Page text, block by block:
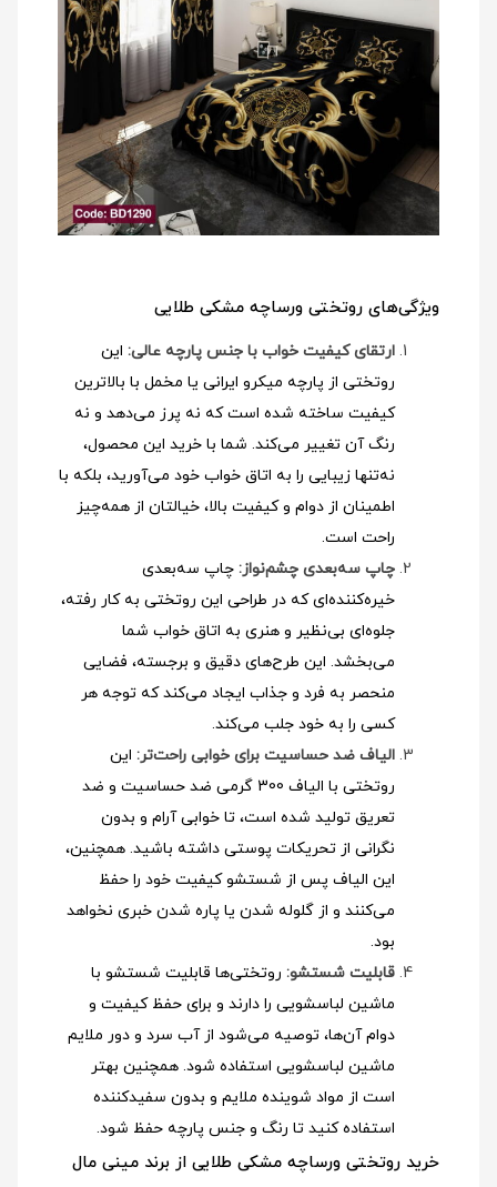
ویژگی‌های روتختی ورساچه مشکی طلایی
ارتقای کیفیت خواب با جنس پارچه عالی: این
روتختی از پارچه میکرو ایرانی یا مخمل با بالاترین
کیفیت ساخته شده است که نه پرز می‌دهد و نه
رنگ آن تغییر می‌کند. شما با خرید این محصول،
نه‌تنها زیبایی را به اتاق خواب خود می‌آورید، بلکه با
اطمینان از دوام و کیفیت بالا، خیالتان از همه‌چیز
راحت است.
چاپ سه‌بعدی چشم‌نواز: چاپ سه‌بعدی
خیره‌کننده‌ای که در طراحی این روتختی به کار رفته،
جلوه‌ای بی‌نظیر و هنری به اتاق خواب شما
می‌بخشد. این طرح‌های دقیق و برجسته، فضایی
منحصر به فرد و جذاب ایجاد می‌کند که توجه هر
کسی را به خود جلب می‌کند.
الیاف ضد حساسیت برای خوابی راحت‌تر: این
روتختی با الیاف 300 گرمی ضد حساسیت و ضد
تعریق تولید شده است، تا خوابی آرام و بدون
نگرانی از تحریکات پوستی داشته باشید. همچنین،
این الیاف پس از شستشو کیفیت خود را حفظ
می‌کنند و از گلوله شدن یا پاره شدن خبری نخواهد
بود.
قابلیت شستشو: روتختی‌ها قابلیت شستشو با
ماشین لباسشویی را دارند و برای حفظ کیفیت و
دوام آن‌ها، توصیه می‌شود از آب سرد و دور ملایم
ماشین لباسشویی استفاده شود. همچنین بهتر
است از مواد شوینده ملایم و بدون سفیدکننده
استفاده کنید تا رنگ و جنس پارچه حفظ شود.
خرید روتختی ورساچه مشکی طلایی از برند مینی مال